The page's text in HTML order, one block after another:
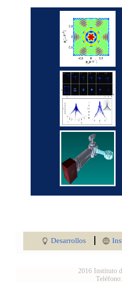
Desarrollos
2016 Instituto